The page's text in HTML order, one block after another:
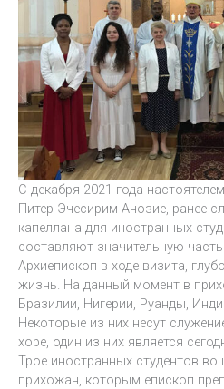
С декабря 2021 года
Питер Эчесирим Анозие, ранее
капеллана для иностранных
составляют значительную
Архиепископ в ходе визита,
жизнь. На данный момент в
Бразилии, Нигерии, Руанды,
Некоторые из них несут
хоре, один из них является
Трое иностранных студентов
прихожан, которым епископ